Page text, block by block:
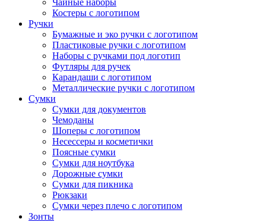
Чайные наборы
Костеры с логотипом
Ручки
Бумажные и эко ручки с логотипом
Пластиковые ручки с логотипом
Наборы с ручками под логотип
Футляры для ручек
Карандаши с логотипом
Металлические ручки с логотипом
Сумки
Сумки для документов
Чемоданы
Шоперы с логотипом
Несессеры и косметички
Поясные сумки
Сумки для ноутбука
Дорожные сумки
Сумки для пикника
Рюкзаки
Сумки через плечо с логотипом
Зонты